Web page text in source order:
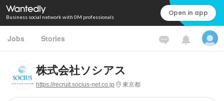
Business social network with 0M professionals Open in app
Jobs Stories
株式会社ソシアス
https://recruit.socius-net.co.jp 東京都